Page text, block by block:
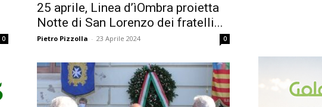
0
25 aprile, Linea d’ìOmbra proietta
Notte di San Lorenzo dei fratelli...
Pietro Pizzolla - 23 Aprile 2024 0